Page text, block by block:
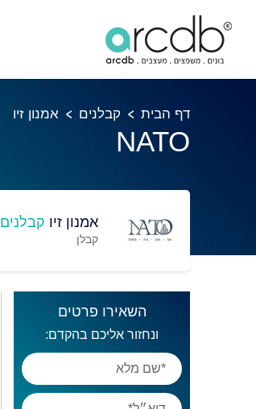
דף הבית קבלנים אמנון זיו
NATO
אמנון זיו קבלנים
קבלן
השאירו פרטים
ונחזור אליכם בהקדם: